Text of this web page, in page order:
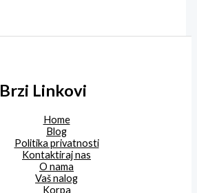
Brzi Linkovi
Home
Blog
Politika privatnosti
Kontaktiraj nas
O nama
Vaš nalog
Korpa